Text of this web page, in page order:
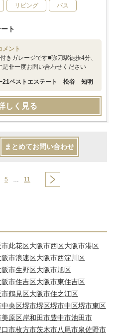
リビング バス
ト
メント
きガレージです■弥刀駅徒歩4分、
是非一度お問い合わせください
21ベストエステート 松谷 知明
しく見る
まとめてお問い合わせ
5 … 11
市此花区大阪市西区大阪市港区
阪市浪速区大阪市西淀川区
阪市生野区大阪市旭区
阪市住吉区大阪市東住吉区
市鶴見区大阪市住之江区
中央区堺市堺区堺市中区堺市東区
美原区岸和田市豊中市池田市
口市枚方市茨木市八尾市泉佐野市